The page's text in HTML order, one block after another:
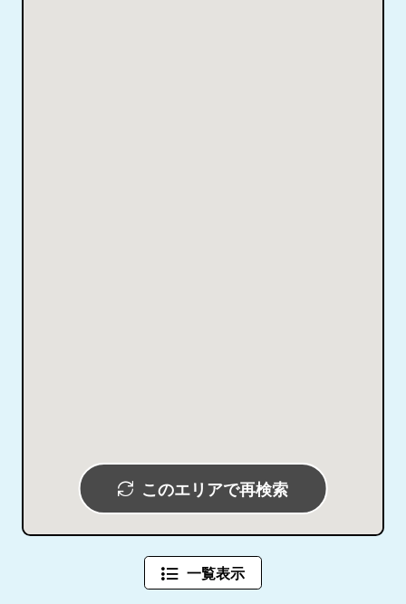
このエリアで再検索
一覧表示